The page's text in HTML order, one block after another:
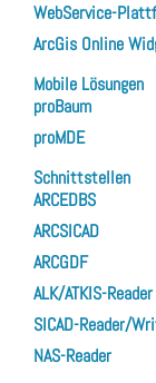
WebService-
ArcGis Online
Mobile Lösungen
proBaum
proMDE
Schnittstellen
ARCEDBS
ARCSICAD
ARCGDF
ALK/ATKIS-Reader
SICAD-Reader/
NAS-Reader